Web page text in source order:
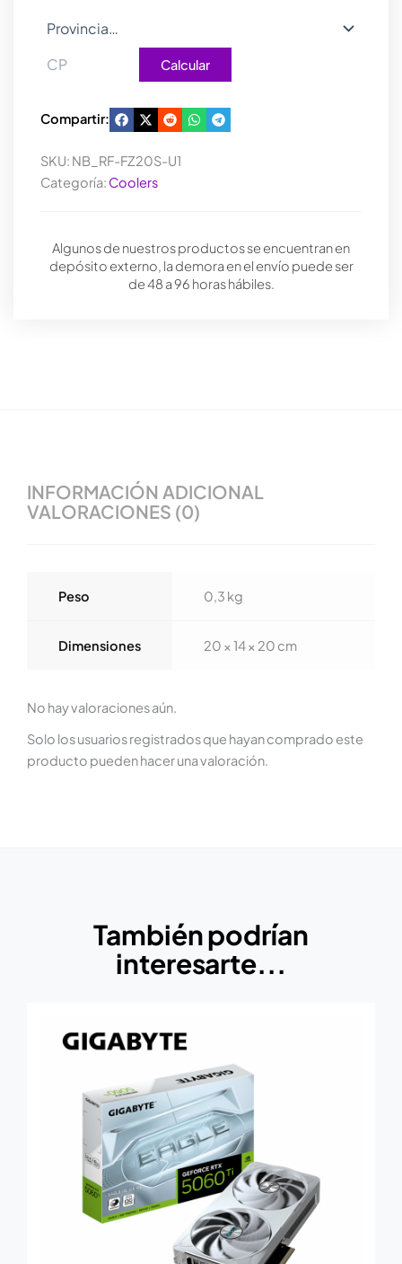
Calcular
Compartir:
SKU: NB_RF-FZ20S-U1
Categoría: Coolers
Algunos de nuestros productos se encuentran en
depósito externo, la demora en el envío puede ser
de 48 a 96 horas hábiles.
INFORMACIÓN ADICIONAL
VALORACIONES (0)
Peso 0,3 kg
Dimensiones 20 × 14 × 20 cm
No hay valoraciones aún.
Solo los usuarios registrados que hayan comprado este
producto pueden hacer una valoración.
También podrían
interesarte...